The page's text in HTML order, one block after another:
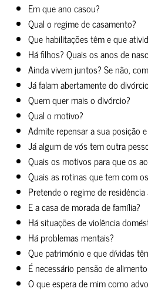
Em que ano casou?
Qual o regime de casamento?
Que habilitações têm e que
Há filhos? Quais os anos de
Ainda vivem juntos? Se não,
Já falam abertamente do
Quem quer mais o divórcio?
Qual o motivo?
Admite repensar a sua posição
Já algum de vós tem outra
Quais os motivos para que os
Quais as rotinas que tem com
Pretende o regime de residência
E a casa de morada de família?
Há situações de violência
Há problemas mentais?
Que património e que dívidas
É necessário pensão de
O que espera de mim como